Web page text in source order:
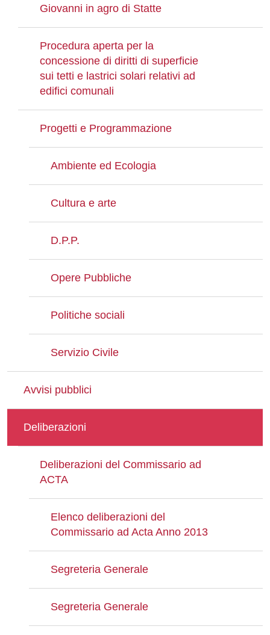
Giovanni in agro di Statte
Procedura aperta per la
concessione di diritti di superficie
sui tetti e lastrici solari relativi ad
edifici comunali
Progetti e Programmazione
Ambiente ed Ecologia
Cultura e arte
D.P.P.
Opere Pubbliche
Politiche sociali
Servizio Civile
Avvisi pubblici
Deliberazioni
Deliberazioni del Commissario ad
ACTA
Elenco deliberazioni del
Commissario ad Acta Anno 2013
Segreteria Generale
Segreteria Generale